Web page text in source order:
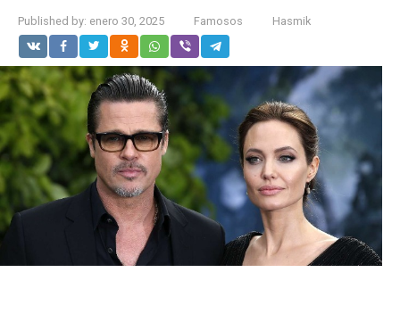
Published by: enero 30, 2025 Famosos Hasmik